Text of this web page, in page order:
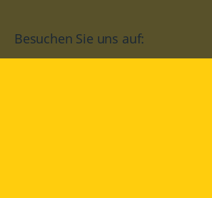
Besuchen Sie uns auf: